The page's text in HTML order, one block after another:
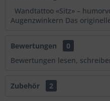
Wandtattoo «Sitz» –
Augenzwinkern Das
Bewertungen
0
Bewertungen lesen,
Zubehör 2